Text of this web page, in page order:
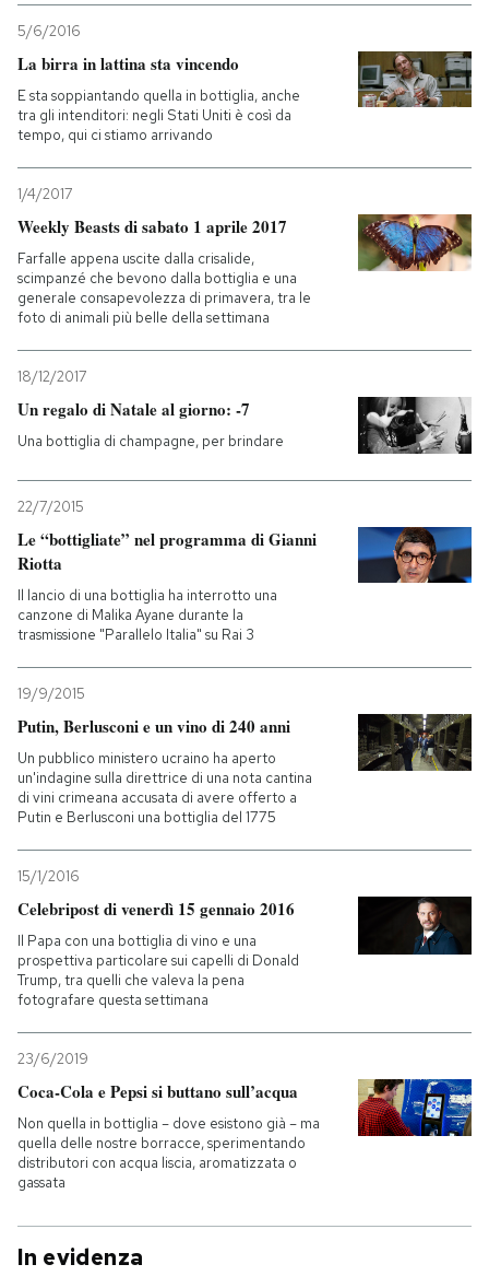
5/6/2016
La birra in lattina sta vincendo
E sta soppiantando quella in bottiglia, anche
tra gli intenditori: negli Stati Uniti è così da
tempo, qui ci stiamo arrivando
1/4/2017
Weekly Beasts di sabato 1 aprile 2017
Farfalle appena uscite dalla crisalide,
scimpanzé che bevono dalla bottiglia e una
generale consapevolezza di primavera, tra le
foto di animali più belle della settimana
18/12/2017
Un regalo di Natale al giorno: -7
Una bottiglia di champagne, per brindare
22/7/2015
Le “bottigliate” nel programma di Gianni
Riotta
Il lancio di una bottiglia ha interrotto una
canzone di Malika Ayane durante la
trasmissione "Parallelo Italia" su Rai 3
19/9/2015
Putin, Berlusconi e un vino di 240 anni
Un pubblico ministero ucraino ha aperto
un'indagine sulla direttrice di una nota cantina
di vini crimeana accusata di avere offerto a
Putin e Berlusconi una bottiglia del 1775
15/1/2016
Celebripost di venerdì 15 gennaio 2016
Il Papa con una bottiglia di vino e una
prospettiva particolare sui capelli di Donald
Trump, tra quelli che valeva la pena
fotografare questa settimana
23/6/2019
Coca-Cola e Pepsi si buttano sull’acqua
Non quella in bottiglia – dove esistono già – ma
quella delle nostre borracce, sperimentando
distributori con acqua liscia, aromatizzata o
gassata
In evidenza